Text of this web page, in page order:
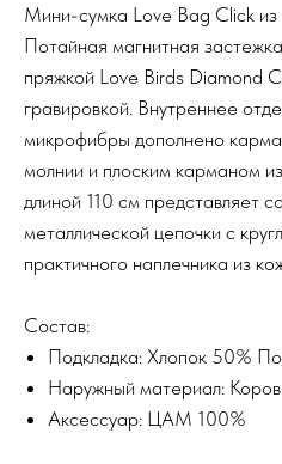
Мини-сумка Love Bag Click из
Потайная магнитная
пряжкой Love Birds Diamond
гравировкой. Внутреннее
микрофибры дополнено
молнии и плоским карманом
длиной 110 см представляет
металлической цепочки с
практичного наплечника из
Состав:
Подкладка: Хлопок 50%
Наружный материал:
Аксессуар: ЦАМ 100%